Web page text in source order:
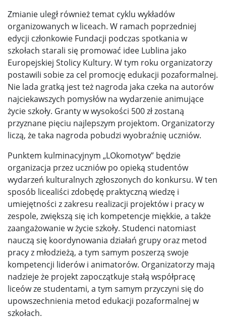
Zmianie uległ również temat cyklu wykładów
organizowanych w liceach. W ramach poprzedniej
edycji członkowie Fundacji podczas spotkania w
szkołach starali się promować idee Lublina jako
Europejskiej Stolicy Kultury. W tym roku organizatorzy
postawili sobie za cel promocję edukacji pozaformalnej.
Nie lada gratką jest też nagroda jaka czeka na autorów
najciekawszych pomysłów na wydarzenie animujące
życie szkoły. Granty w wysokości 500 zł zostaną
przyznane pięciu najlepszym projektom. Organizatorzy
liczą, że taka nagroda pobudzi wyobraźnię uczniów.
Punktem kulminacyjnym „LOkomotyw” będzie
organizacja przez uczniów po opieką studentów
wydarzeń kulturalnych zgłoszonych do konkursu. W ten
sposób licealiści zdobędę praktyczną wiedzę i
umiejętności z zakresu realizacji projektów i pracy w
zespole, zwiększą się ich kompetencje miękkie, a także
zaangażowanie w życie szkoły. Studenci natomiast
nauczą się koordynowania działań grupy oraz metod
pracy z młodzieżą, a tym samym poszerzą swoje
kompetencji liderów i animatorów. Organizatorzy mają
nadzieje że projekt zapoczątkuje stałą współpracę
liceów ze studentami, a tym samym przyczyni się do
upowszechnienia metod edukacji pozaformalnej w
szkołach.